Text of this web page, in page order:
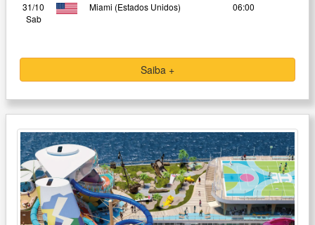
31/10
Sab
Miami (Estados Unidos) 06:00
Saiba +